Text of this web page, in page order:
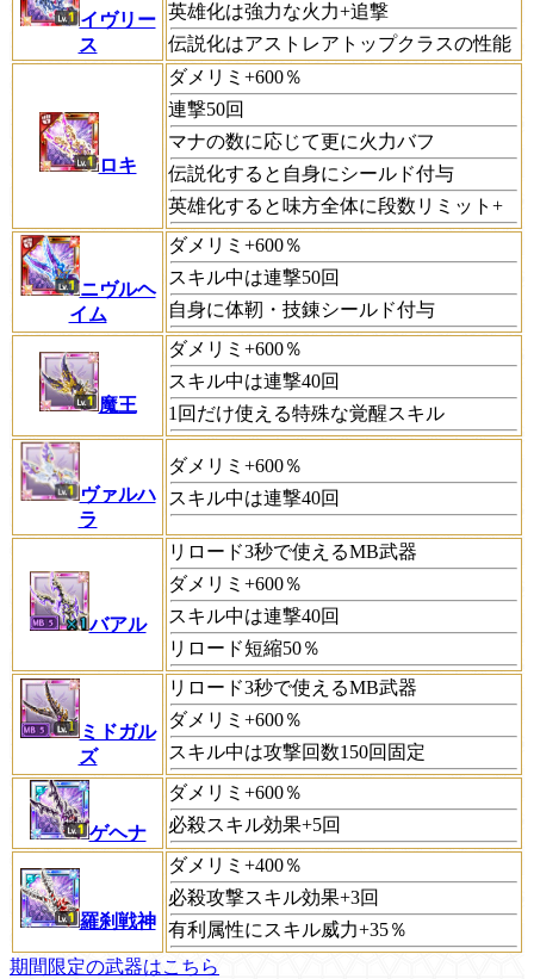
イヴリー
ス
英雄化は強力な火力+追撃
伝説化はアストレアトップクラスの性能
ロキ
ダメリミ+600％
連撃50回
マナの数に応じて更に火力バフ
伝説化すると自身にシールド付与
英雄化すると味方全体に段数リミット+
ニヴルヘ
イム
ダメリミ+600％
スキル中は連撃50回
自身に体靭・技錬シールド付与
魔王
ダメリミ+600％
スキル中は連撃40回
1回だけ使える特殊な覚醒スキル
ヴァルハ
ラ
ダメリミ+600％
スキル中は連撃40回
バアル
リロード3秒で使えるMB武器
ダメリミ+600％
スキル中は連撃40回
リロード短縮50％
ミドガル
ズ
リロード3秒で使えるMB武器
ダメリミ+600％
スキル中は攻撃回数150回固定
ゲヘナ
ダメリミ+600％
必殺スキル効果+5回
羅刹戦神
ダメリミ+400％
必殺攻撃スキル効果+3回
有利属性にスキル威力+35％
期間限定の武器はこちら